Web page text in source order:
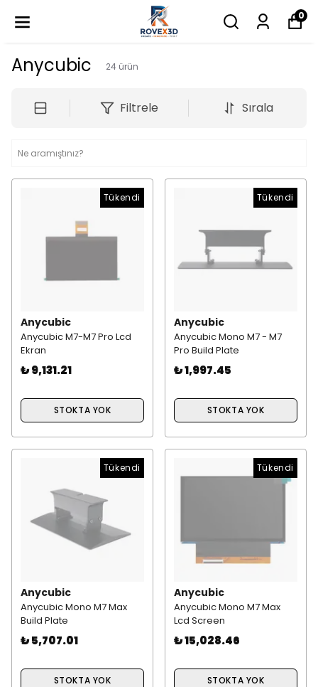
0
Anycubic 24 ürün
Filtrele Sırala
Tükendi
Anycubic
Anycubic M7-M7 Pro Lcd
Ekran
₺ 9,131.21
STOKTA YOK
Tükendi
Anycubic
Anycubic Mono M7 - M7
Pro Build Plate
₺ 1,997.45
STOKTA YOK
Tükendi
Anycubic
Anycubic Mono M7 Max
Build Plate
₺ 5,707.01
STOKTA YOK
Tükendi
Anycubic
Anycubic Mono M7 Max
Lcd Screen
₺ 15,028.46
STOKTA YOK